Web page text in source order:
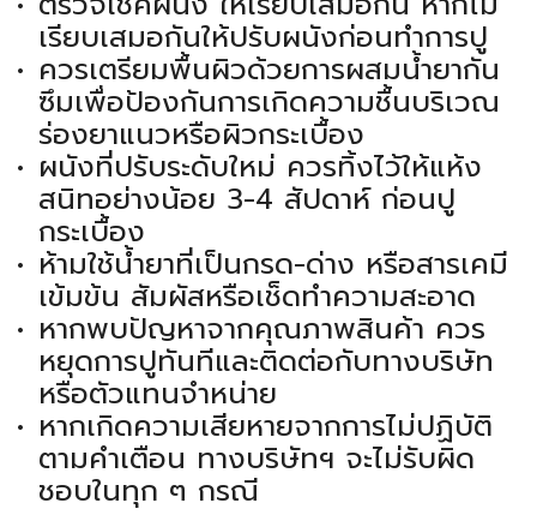
เรียบเสมอกันให้ปรับผนังก่อนทำการปู
ควรเตรียมพื้นผิวด้วยการผสมน้ำยากัน
ซึมเพื่อป้องกันการเกิดความชื้นบริเวณ
ร่องยาแนวหรือผิวกระเบื้อง
ผนังที่ปรับระดับใหม่ ควรทิ้งไว้ให้แห้ง
สนิทอย่างน้อย 3-4 สัปดาห์ ก่อนปู
กระเบื้อง
ห้ามใช้น้ำยาที่เป็นกรด-ด่าง หรือสารเคมี
เข้มข้น สัมผัสหรือเช็ดทำความสะอาด
หากพบปัญหาจากคุณภาพสินค้า ควร
หยุดการปูทันทีและติดต่อกับทางบริษัท
หรือตัวแทนจำหน่าย
หากเกิดความเสียหายจากการไม่ปฏิบัติ
ตามคำเตือน ทางบริษัทฯ จะไม่รับผิด
ชอบในทุก ๆ กรณี